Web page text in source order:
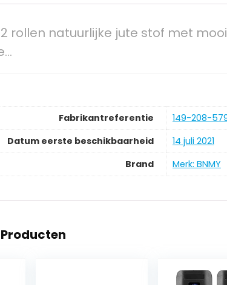
2 rollen natuurlijke jute stof met
Fabrikantreferentie
149-208-
Datum eerste beschikbaarheid
14 juli 2021
Brand
Merk: BNMY